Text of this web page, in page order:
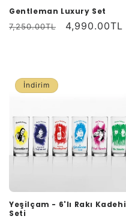
Gentleman Luxury Set
Normal
7,250.00TL
İndirimli
4,990.00TL
İndirim
Yeşilçam - 6'lı Rakı Kadehi
Seti